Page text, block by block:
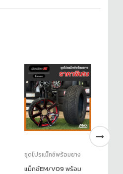
ชุดโปรแม็กซ์พร้อมยาง
แม็กซ์EM/V09 พร้อม